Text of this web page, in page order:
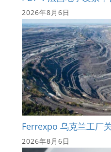
2026年8月6日
Ferrexpo 乌克兰工厂
2026年8月6日